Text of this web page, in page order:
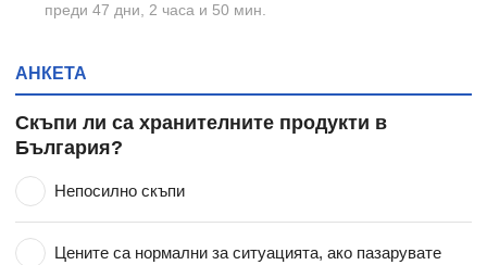
преди 47 дни, 2 часа и 50 мин.
АНКЕТА
Скъпи ли са хранителните продукти в
България?
Непосилно скъпи
Цените са нормални за ситуацията, ако пазарувате